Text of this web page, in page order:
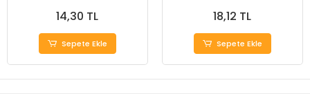
14,30 TL
Sepete Ekle
18,12 TL
Sepete Ekle